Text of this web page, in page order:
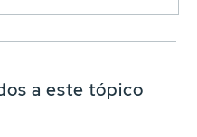
a este tópico